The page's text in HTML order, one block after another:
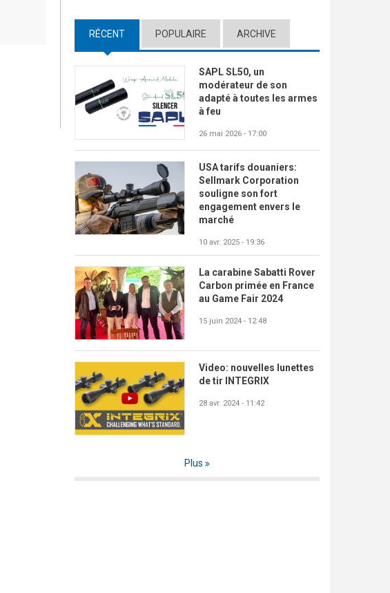
RÉCENT (ACTIVE TAB)POPULAIRE ARCHIVE
SAPL SL50, un
modérateur de son
adapté à toutes les armes
à feu
26 mai 2026 - 17:00
USA tarifs douaniers:
Sellmark Corporation
souligne son fort
engagement envers le
marché
10 avr. 2025 - 19:36
La carabine Sabatti Rover
Carbon primée en France
au Game Fair 2024
15 juin 2024 - 12:48
Video: nouvelles lunettes
de tir INTEGRIX
28 avr. 2024 - 11:42
Plus